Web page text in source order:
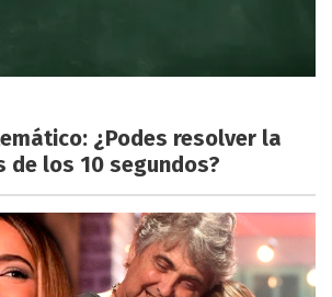
¿Podes resolver la
de los 10 segundos?